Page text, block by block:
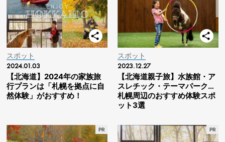
スポット
2024.01.03
【北海道】2024年の家族旅
行プランは「札幌を拠点に自
然体験」がおすすめ！
スポット
2023.12.27
【北海道親子旅】水族館・ア
スレチック・テーマパーク…
札幌周辺のおすすめ体験スポ
ット3選